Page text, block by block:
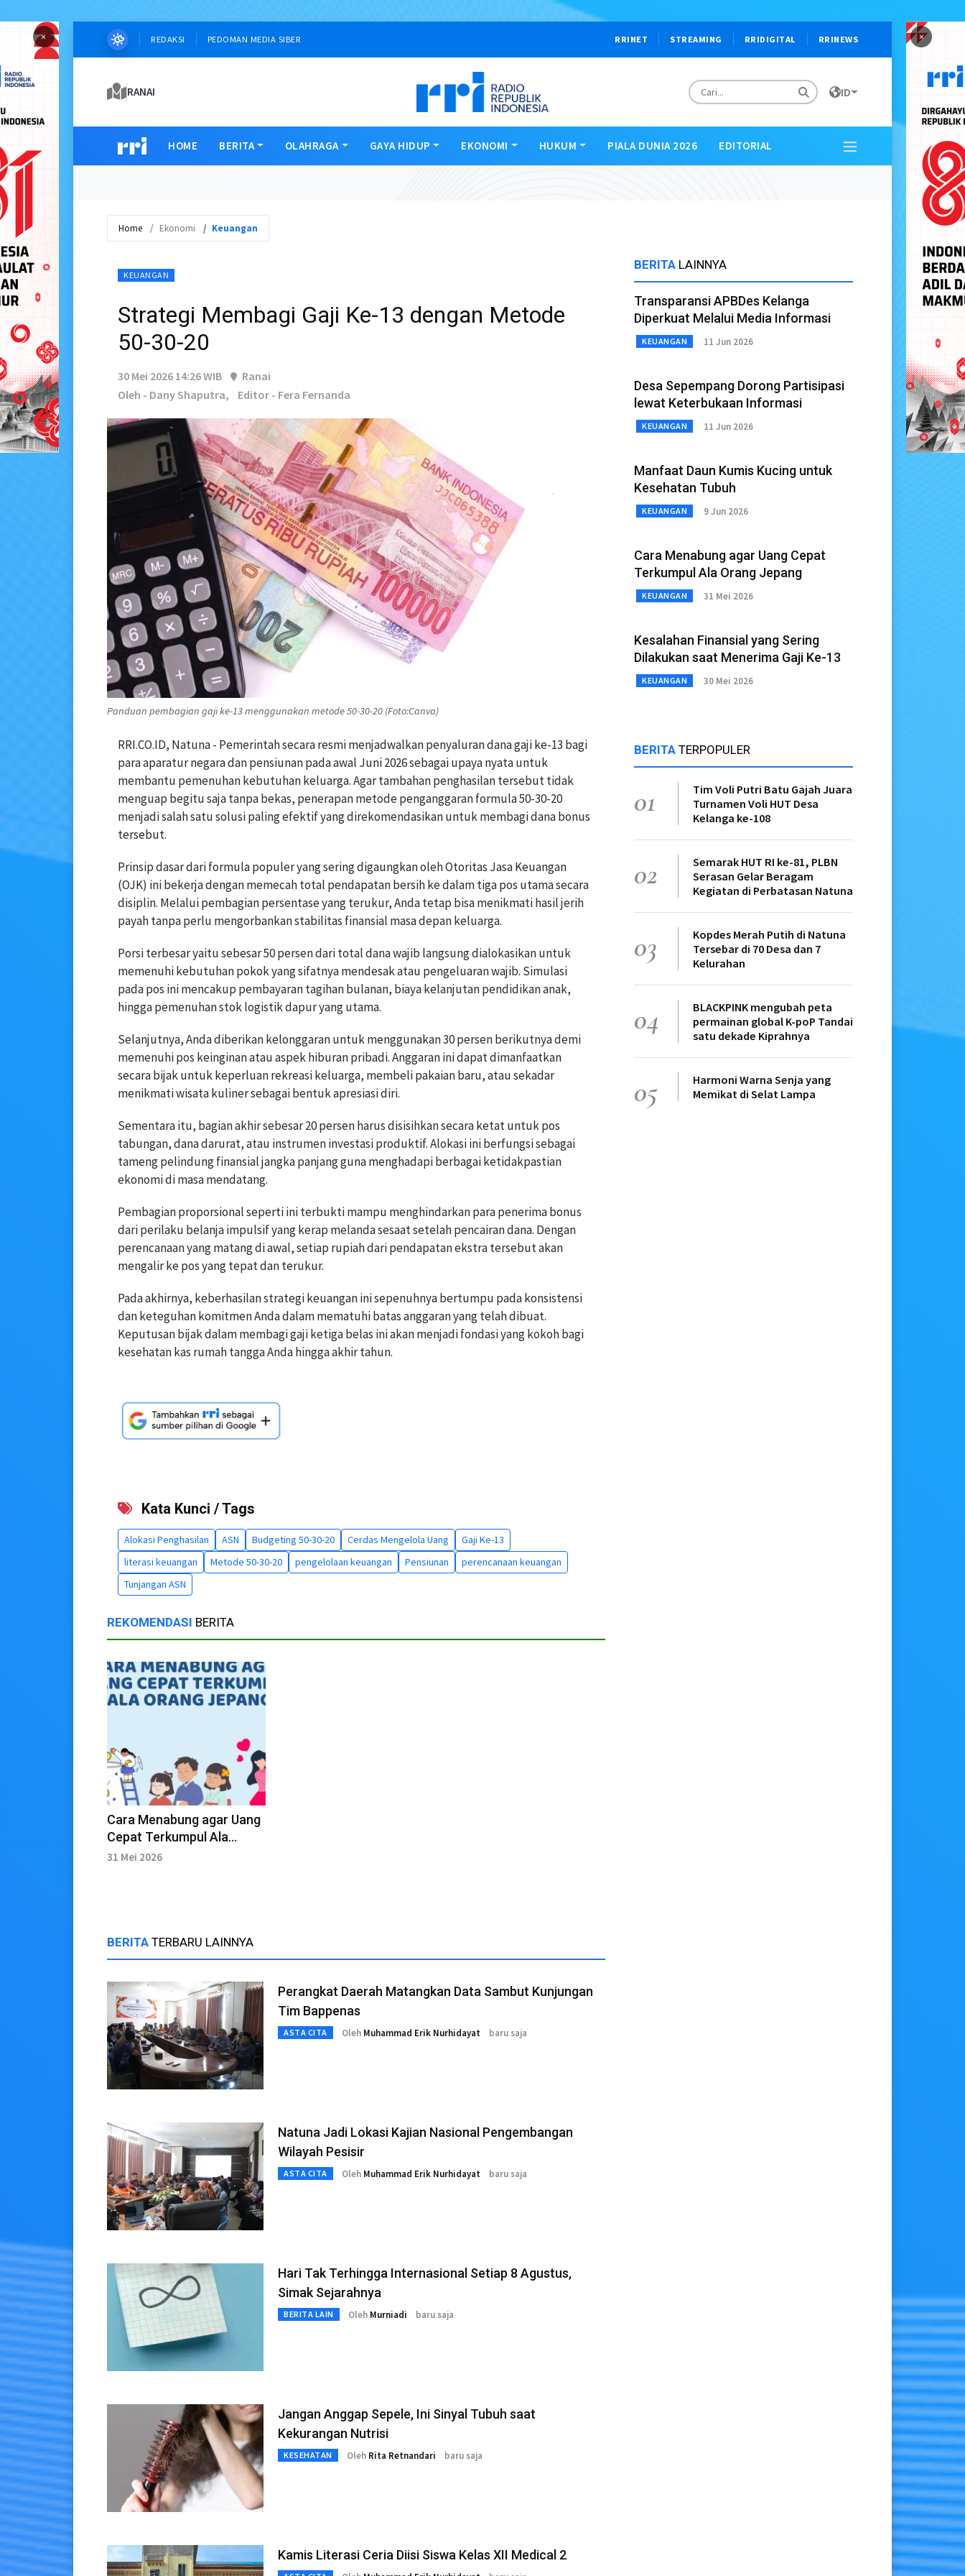
× ×
REDAKSI PEDOMAN MEDIA SIBER RRINET STREAMING RRIDIGITAL RRINEWS
RANAI ID
HOME BERITA OLAHRAGA GAYA HIDUP EKONOMI HUKUM PIALA DUNIA 2026 EDITORIAL
Home Ekonomi Keuangan
KEUANGAN
Strategi Membagi Gaji Ke-13 dengan Metode
50-30-20
30 Mei 2026 14:26 WIB
Ranai
Oleh - Dany Shaputra,
Editor - Fera Fernanda
Panduan pembagian gaji ke-13 menggunakan metode 50-30-20 (Foto:Canva)
RRI.CO.ID, Natuna - Pemerintah secara resmi menjadwalkan penyaluran dana gaji ke-13 bagi
para aparatur negara dan pensiunan pada awal Juni 2026 sebagai upaya nyata untuk
membantu pemenuhan kebutuhan keluarga. Agar tambahan penghasilan tersebut tidak
menguap begitu saja tanpa bekas, penerapan metode penganggaran formula 50-30-20
menjadi salah satu solusi paling efektif yang direkomendasikan untuk membagi dana bonus
tersebut.
Prinsip dasar dari formula populer yang sering digaungkan oleh Otoritas Jasa Keuangan
(OJK) ini bekerja dengan memecah total pendapatan bersih ke dalam tiga pos utama secara
disiplin. Melalui pembagian persentase yang terukur, Anda tetap bisa menikmati hasil jerih
payah tanpa perlu mengorbankan stabilitas finansial masa depan keluarga.
Porsi terbesar yaitu sebesar 50 persen dari total dana wajib langsung dialokasikan untuk
memenuhi kebutuhan pokok yang sifatnya mendesak atau pengeluaran wajib. Simulasi
pada pos ini mencakup pembayaran tagihan bulanan, biaya kelanjutan pendidikan anak,
hingga pemenuhan stok logistik dapur yang utama.
Selanjutnya, Anda diberikan kelonggaran untuk menggunakan 30 persen berikutnya demi
memenuhi pos keinginan atau aspek hiburan pribadi. Anggaran ini dapat dimanfaatkan
secara bijak untuk keperluan rekreasi keluarga, membeli pakaian baru, atau sekadar
menikmati wisata kuliner sebagai bentuk apresiasi diri.
Sementara itu, bagian akhir sebesar 20 persen harus disisihkan secara ketat untuk pos
tabungan, dana darurat, atau instrumen investasi produktif. Alokasi ini berfungsi sebagai
tameng pelindung finansial jangka panjang guna menghadapi berbagai ketidakpastian
ekonomi di masa mendatang.
Pembagian proporsional seperti ini terbukti mampu menghindarkan para penerima bonus
dari perilaku belanja impulsif yang kerap melanda sesaat setelah pencairan dana. Dengan
perencanaan yang matang di awal, setiap rupiah dari pendapatan ekstra tersebut akan
mengalir ke pos yang tepat dan terukur.
Pada akhirnya, keberhasilan strategi keuangan ini sepenuhnya bertumpu pada konsistensi
dan keteguhan komitmen Anda dalam mematuhi batas anggaran yang telah dibuat.
Keputusan bijak dalam membagi gaji ketiga belas ini akan menjadi fondasi yang kokoh bagi
kesehatan kas rumah tangga Anda hingga akhir tahun.
Kata Kunci / Tags
Alokasi Penghasilan ASN Budgeting 50-30-20 Cerdas Mengelola Uang
Gaji Ke-13
literasi keuangan
Metode 50-30-20 pengelolaan keuangan Pensiunan
perencanaan keuangan
Tunjangan ASN
REKOMENDASI BERITA
Cara Menabung agar Uang
Cepat Terkumpul Ala
Orang Jepang
31 Mei 2026
BERITA TERBARU LAINNYA
Perangkat Daerah Matangkan Data Sambut Kunjungan
Tim Bappenas
ASTA CITA Oleh Muhammad Erik Nurhidayat baru saja
Natuna Jadi Lokasi Kajian Nasional Pengembangan
Wilayah Pesisir
ASTA CITA Oleh Muhammad Erik Nurhidayat baru saja
Hari Tak Terhingga Internasional Setiap 8 Agustus,
Simak Sejarahnya
BERITA LAIN Oleh Murniadi baru saja
Jangan Anggap Sepele, Ini Sinyal Tubuh saat
Kekurangan Nutrisi
KESEHATAN Oleh Rita Retnandari baru saja
Kamis Literasi Ceria Diisi Siswa Kelas XII Medical 2
BERITA LAINNYA
Transparansi APBDes Kelanga
Diperkuat Melalui Media Informasi
KEUANGAN 11 Jun 2026
Desa Sepempang Dorong Partisipasi
lewat Keterbukaan Informasi
KEUANGAN 11 Jun 2026
Manfaat Daun Kumis Kucing untuk
Kesehatan Tubuh
KEUANGAN 9 Jun 2026
Cara Menabung agar Uang Cepat
Terkumpul Ala Orang Jepang
KEUANGAN 31 Mei 2026
Kesalahan Finansial yang Sering
Dilakukan saat Menerima Gaji Ke-13
KEUANGAN 30 Mei 2026
BERITA TERPOPULER
01
Tim Voli Putri Batu Gajah Juara
Turnamen Voli HUT Desa
Kelanga ke-108
02
Semarak HUT RI ke-81, PLBN
Serasan Gelar Beragam
Kegiatan di Perbatasan Natuna
03
Kopdes Merah Putih di Natuna
Tersebar di 70 Desa dan 7
Kelurahan
04
BLACKPINK mengubah peta
permainan global K-poP Tandai
satu dekade Kiprahnya
05
Harmoni Warna Senja yang
Memikat di Selat Lampa